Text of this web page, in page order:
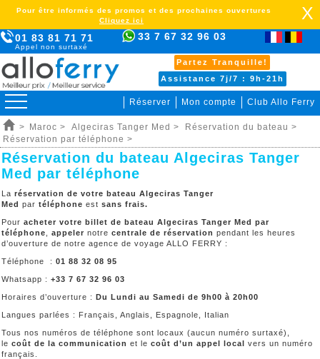
01 83 81 71 71
Appel non surtaxé
33 7 67 32 96 03
Partez Tranquille!
Assistance 7j/7 : 9h-21h
Réserver Mon compte Club Allo Ferry
Pour être informés des promos et des prochaines ouvertures
Cliquez ici
X
> Maroc > Algeciras Tanger Med >
Réservation du bateau >
Réservation par téléphone >
Réservation du bateau Algeciras Tanger
Med par téléphone
La réservation de votre bateau Algeciras Tanger
Med par téléphone est sans frais.
Pour acheter votre billet de bateau Algeciras Tanger Med par
téléphone
appeler notre centrale de réservation pendant les heures
d’ouverture de notre agence de voyage ALLO FERRY :
Téléphone : 01 88 32 08 95
Whatsapp : +33 7 67 32 96 03
Horaires d’ouverture : Du Lundi au Samedi de 9h00 à 20h00
Langues parlées : Français, Anglais, Espagnole, Italian
Tous nos numéros de téléphone sont locaux (aucun numéro surtaxé),
le coût de la communication et le coût d’un appel local vers un numéro
français.